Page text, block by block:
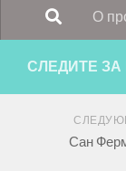
О
СЛЕДИТЕ
Сан